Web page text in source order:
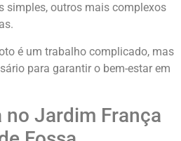
simples, outros mais complexos
é um trabalho complicado, mas
para garantir o bem-estar em
no Jardim França